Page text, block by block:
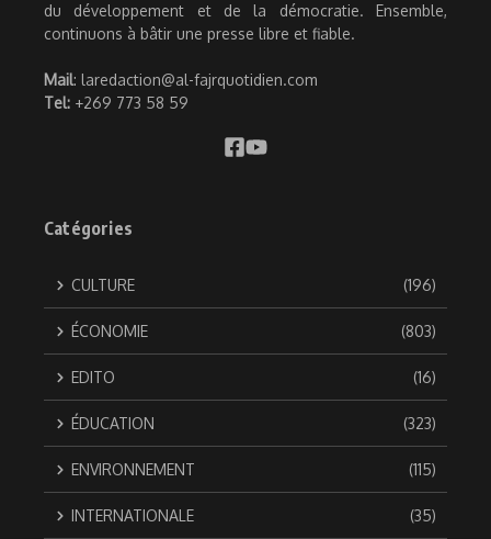
du développement et de la démocratie. Ensemble,
continuons à bâtir une presse libre et fiable.
Mail: laredaction@al-fajrquotidien.com
Tel: +269 773 58 59
Catégories
CULTURE (196)
ÉCONOMIE (803)
EDITO (16)
ÉDUCATION (323)
ENVIRONNEMENT (115)
INTERNATIONALE (35)